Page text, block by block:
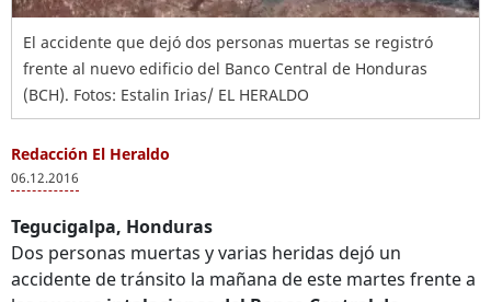
El accidente que dejó dos personas muertas se registró
frente al nuevo edificio del Banco Central de Honduras
(BCH). Fotos: Estalin Irias/ EL HERALDO
Redacción El Heraldo
06.12.2016
Tegucigalpa, Honduras
Dos personas muertas y varias heridas dejó un
accidente de tránsito la mañana de este martes frente a